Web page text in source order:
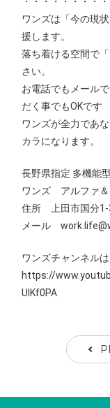
ワンズは「今の現
援します。
落ち着ける空間で
さい。
お電話でもメール
だく事でもOKで
ワンズが全力であ
カラになります。
長野県指定 多機能
ワンズ アルファ
住所 上田市国分
メール
ワンズチャンネル
https://
UIKf0PA